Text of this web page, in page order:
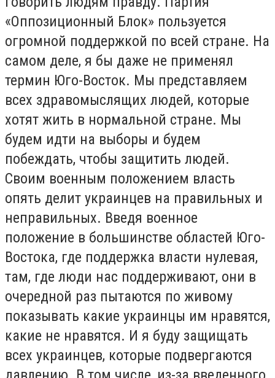
«Оппозиционный Блок» пользуется
огромной поддержкой по всей стране. На
самом деле, я бы даже не применял
термин Юго-Восток. Мы представляем
всех здравомыслящих людей, которые
хотят жить в нормальной стране. Мы
будем идти на выборы и будем
побеждать, чтобы защитить людей.
Своим военным положением власть
опять делит украинцев на правильных и
неправильных. Введя военное
положение в большинстве областей Юго-
Востока, где поддержка власти нулевая,
там, где люди нас поддерживают, они в
очередной раз пытаются по живому
показывать какие украинцы им нравятся,
какие не нравятся. И я буду защищать
всех украинцев, которые подвергаются